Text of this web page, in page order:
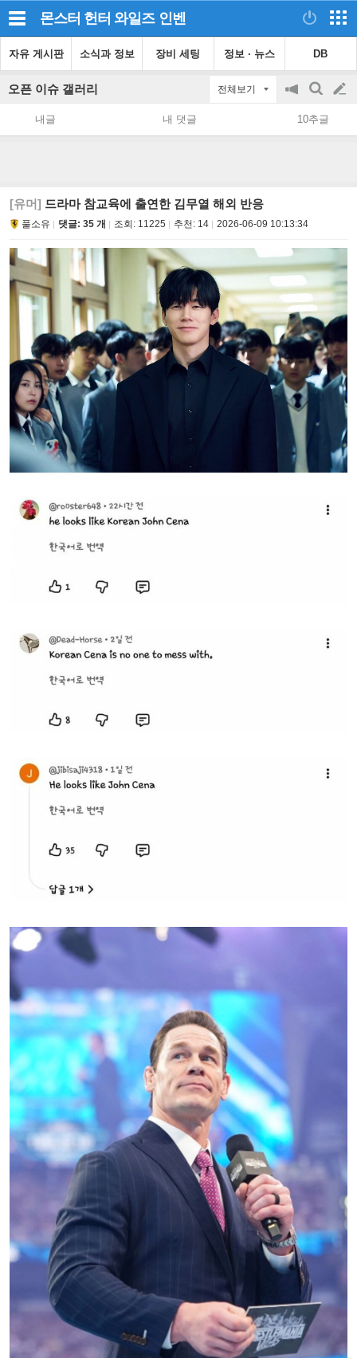
몬스터 헌터 와일즈 인벤
자유 게시판 소식과 정보 장비 세팅 정보 · 뉴스 DB
오픈 이슈 갤러리 전체보기
공
지
on/off
검
색
글
쓰
내글 내 댓글 10추글
[유머] 드라마 참교육에 출연한 김무열 해외 반응
풀소유 댓글: 35 개 조회: 11225 추천: 14 2026-06-09 10:13:34